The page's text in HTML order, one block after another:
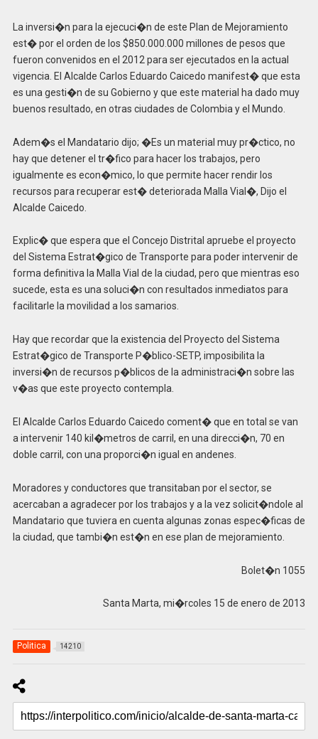
La inversi�n para la ejecuci�n de este Plan de Mejoramiento
est� por el orden de los $850.000.000 millones de pesos que
fueron convenidos en el 2012 para ser ejecutados en la actual
vigencia. El Alcalde Carlos Eduardo Caicedo manifest� que esta
es una gesti�n de su Gobierno y que este material ha dado muy
buenos resultado, en otras ciudades de Colombia y el Mundo.
Adem�s el Mandatario dijo; �Es un material muy pr�ctico, no
hay que detener el tr�fico para hacer los trabajos, pero
igualmente es econ�mico, lo que permite hacer rendir los
recursos para recuperar est� deteriorada Malla Vial�, Dijo el
Alcalde Caicedo.
Explic� que espera que el Concejo Distrital apruebe el proyecto
del Sistema Estrat�gico de Transporte para poder intervenir de
forma definitiva la Malla Vial de la ciudad, pero que mientras eso
sucede, esta es una soluci�n con resultados inmediatos para
facilitarle la movilidad a los samarios.
Hay que recordar que la existencia del Proyecto del Sistema
Estrat�gico de Transporte P�blico-SETP, imposibilita la
inversi�n de recursos p�blicos de la administraci�n sobre las
v�as que este proyecto contempla.
El Alcalde Carlos Eduardo Caicedo coment� que en total se van
a intervenir 140 kil�metros de carril, en una direcci�n, 70 en
doble carril, con una proporci�n igual en andenes.
Moradores y conductores que transitaban por el sector, se
acercaban a agradecer por los trabajos y a la vez solicit�ndole al
Mandatario que tuviera en cuenta algunas zonas espec�ficas de
la ciudad, que tambi�n est�n en ese plan de mejoramiento.
Bolet�n 1055
Santa Marta, mi�rcoles 15 de enero de 2013
Politica 14210